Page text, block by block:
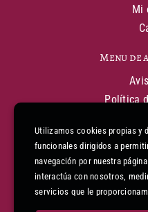
Mi
Menu de
Política
Condiciones
Declaración
Informe
Utilizamos cookies propias y
funcionales dirigidos a
navegación por nuestra
interactúa con nosotros,
servicios que le